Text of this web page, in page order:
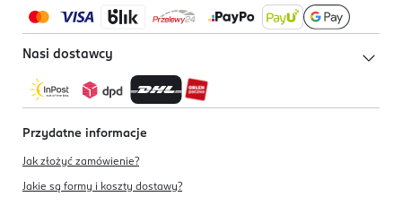
Nasi dostawcy
Przydatne informacje
Jak złożyć zamówienie?
Jakie są formy i koszty dostawy?